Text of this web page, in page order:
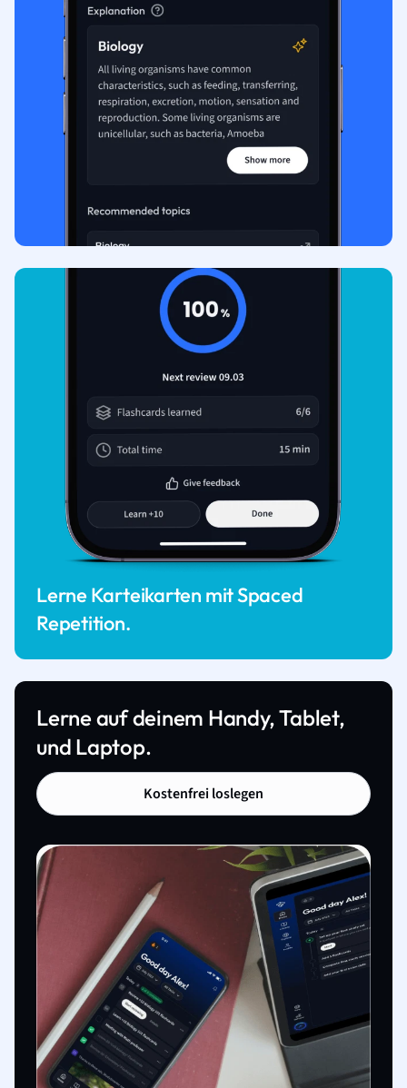
Lerne Karteikarten mit Spaced
Repetition.
Lerne auf deinem Handy, Tablet,
und Laptop.
Kostenfrei loslegen